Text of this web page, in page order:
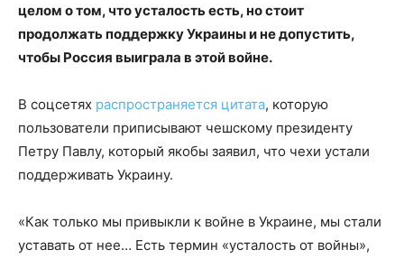
целом о том, что усталость есть, но стоит
продолжать поддержку Украины и не допустить,
чтобы Россия выиграла в этой войне.
В соцсетях распространяется цитата, которую
пользователи приписывают чешскому президенту
Петру Павлу, который якобы заявил, что чехи устали
поддерживать Украину.
«Как только мы привыкли к войне в Украине, мы стали
уставать от нее… Есть термин «усталость от войны»,